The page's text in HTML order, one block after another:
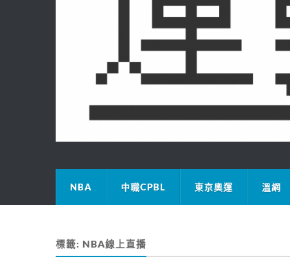
NBA 中職CPBL 東京奧運 溫網
標籤: NBA線上直播